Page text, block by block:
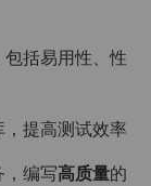
包括易用性、性
提高测试效率
编写高质量的